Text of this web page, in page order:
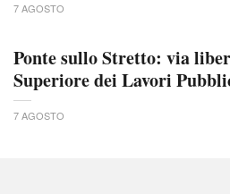
7 AGOSTO
Ponte sullo Stretto: via
Superiore dei Lavori
7 AGOSTO